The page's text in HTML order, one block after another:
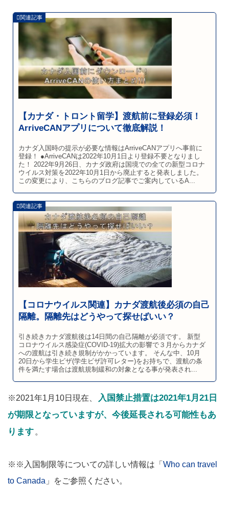
【カナダ・トロント留学】渡航前に登録必須！
ArriveCANアプリについて徹底解説！
カナダ入国時の提示が必要な情報はArriveCANアプリへ事前に
登録！ ●ArriveCANは2022年10月1日より登録不要となりまし
た！ 2022年9月26日、カナダ政府は国境での全ての新型コロナ
ウイルス対策を2022年10月1日から廃止すると発表しました。
この変更により、こちらのブログ記事でご案内しているA...
【コロナウイルス関連】カナダ渡航後必須の自己
隔離。隔離先はどうやって探せばいい？
引き続きカナダ渡航後は14日間の自己隔離が必須です。 新型
コロナウイルス感染症(COVID-19)拡大の影響で３月からカナダ
への渡航は引き続き規制がかかっています。 そんな中、10月
20日から学生ビザ(学生ビザ許可レター)をお持ちで、渡航の条
件を満たす場合は渡航規制緩和の対象となる事が発表され...
※2021年1月10日現在、
入国禁止措置は2021年1月21日
が期限となっていますが、今後延長される可能性もあ
ります 。
※※入国制限等についての詳しい情報は「 Who can travel
to Canada 」をご参照ください。